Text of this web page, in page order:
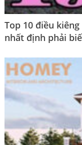
Top 10 điều
nhất định phải